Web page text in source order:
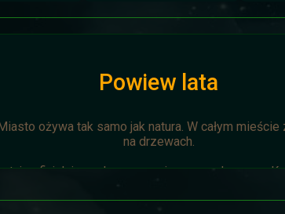
Powiew lata
ożywa tak samo jak natura. W całym
na drzewach.
oficjalnie anulowana z winy prowadzącego.